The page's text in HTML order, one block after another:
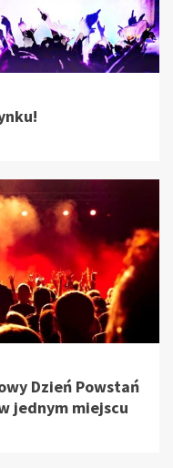
Dzień Powstań
jednym miejscu